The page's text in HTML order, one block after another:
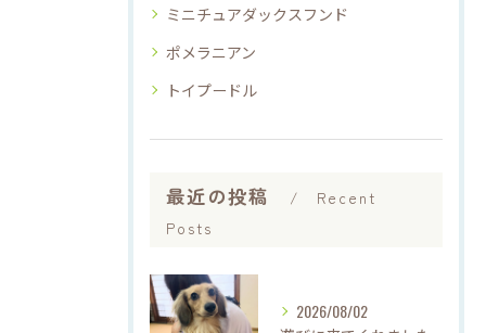
ミニチュアダックスフンド
ポメラニアン
トイプードル
最近の投稿
Recent
Posts
2026/08/02